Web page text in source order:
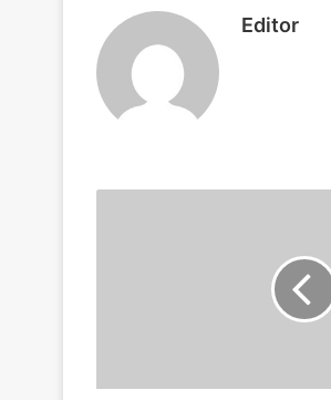
b
o
o
A
p
p
dI
Editor